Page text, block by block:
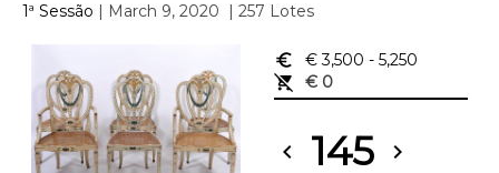
1ª Sessão | March 9, 2020 | 257 Lotes
euro_symbol € 3,500 - 5,250
remove_shopping_cart
€ 0
chevron_left 145 chevron_right